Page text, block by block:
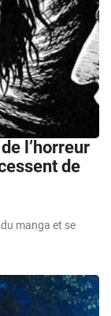
l’horreur
de
manga et se